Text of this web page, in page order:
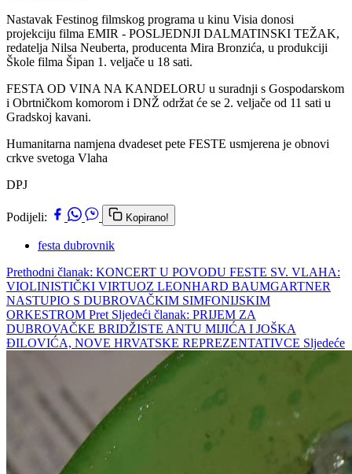
Nastavak Festinog filmskog programa u kinu Visia donosi
projekciju filma EMIR - POSLJEDNJI DALMATINSKI TEŽAK,
redatelja Nilsa Neuberta, producenta Mira Bronzića, u produkciji
Škole filma Šipan 1. veljače u 18 sati.
FESTA OD VINA NA KANDELORU u suradnji s Gospodarskom
i Obrtničkom komorom i DNŽ održat će se 2. veljače od 11 sati u
Gradskoj kavani.
Humanitarna namjena dvadeset pete FESTE usmjerena je obnovi
crkve svetoga Vlaha
DPJ
Podijeli: Kopirano!
festa dubrovnik
Prethodni članak: KONCERT U POVODU FESTE SV. VLAHA:
VIOLINISTIČKI VIRTUOZ LEONHARD BAUMGARTNER
NASTUPIO S DUBROVAČKIM SIMFONIJSKIM
ORKESTROM Pret Sljedeći članak: PRIJEM ZA
DUBROVAČKE BRIDŽISTE ANTU MIJIĆA I JOŠKA
ĐILOVIĆA, NOVE HRVATSKE REPREZENTATIVCE Sljedeće